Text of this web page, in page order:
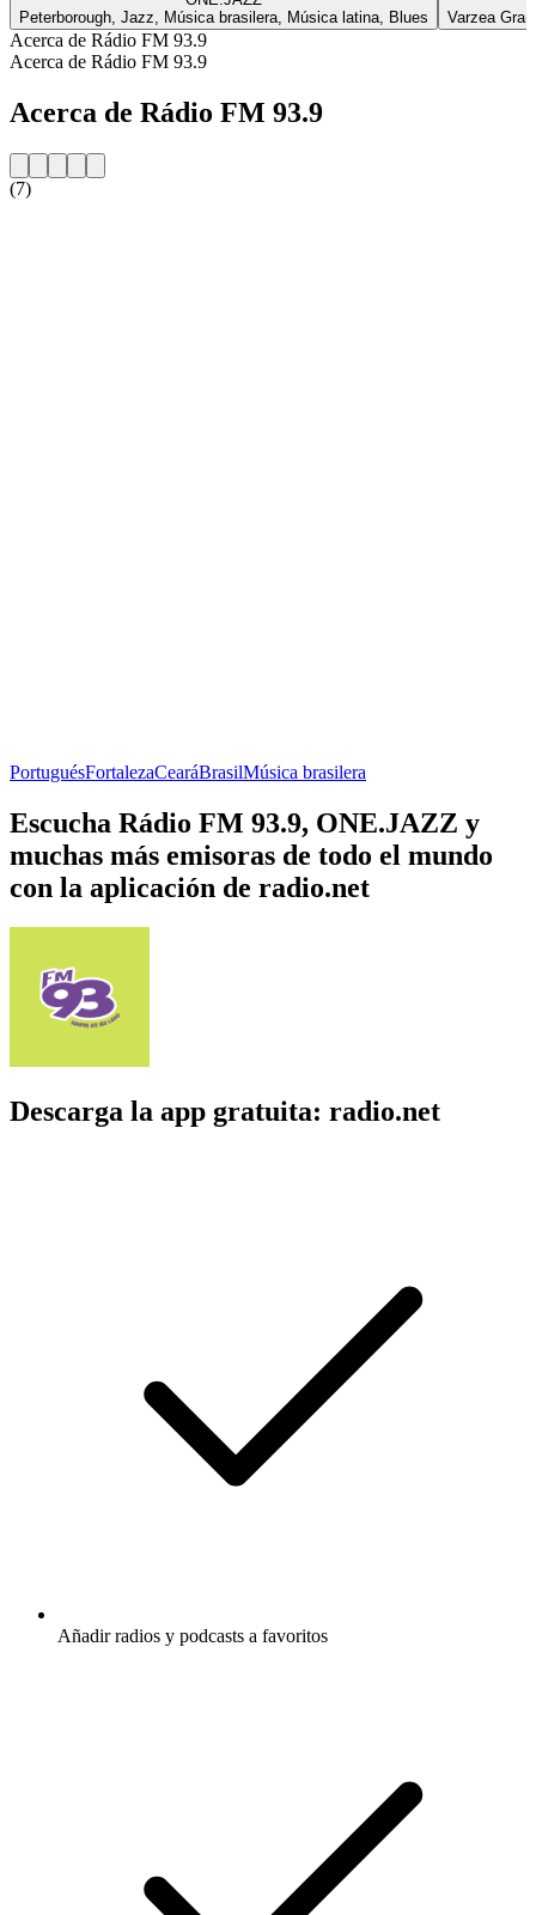
Peterborough, Jazz, Música brasilera, Música latina, Blues
Varzea
Acerca de Rádio FM 93.9
Acerca de Rádio FM 93.9
Acerca de Rádio FM 93.9
(7)
PortuguésFortalezaCearáBrasilMúsica brasilera
Escucha Rádio FM 93.9, ONE.JAZZ y
muchas más emisoras de todo el mundo
con la aplicación de radio.net
Descarga la app gratuita: radio.net
Añadir radios y podcasts a favoritos